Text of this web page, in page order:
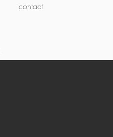
contact